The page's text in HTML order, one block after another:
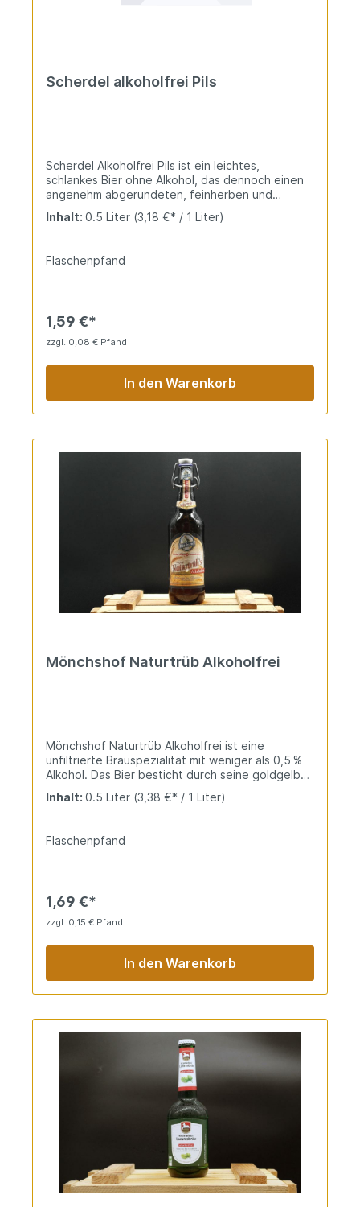
Scherdel alkoholfrei Pils
Scherdel Alkoholfrei Pils ist ein leichtes,
schlankes Bier ohne Alkohol, das dennoch einen
angenehm abgerundeten, feinherben und
Glas zeigt es sich mit einer charakteristischen
Bier erfrischend und ausgewogen, wobei die
Inhalt: 0.5 Liter (3,18 €* / 1 Liter)
Flaschenpfand
1,59 €*
zzgl. 0,08 € Pfand
In den Warenkorb
Mönchshof Naturtrüb Alkoholfrei
Mönchshof Naturtrüb Alkoholfrei ist eine
unfiltrierte Brauspezialität mit weniger als 0,5 %
Alkohol. Das Bier besticht durch seine goldgelbe
Geschmack, der ein authentisches Biererlebnis
für höchste Qualität und Natürlichkeit.
Inhalt: 0.5 Liter (3,38 €* / 1 Liter)
Flaschenpfand
1,69 €*
zzgl. 0,15 € Pfand
In den Warenkorb